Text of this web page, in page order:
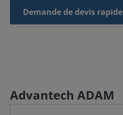
Demande de devis rapide
Advantech ADAM